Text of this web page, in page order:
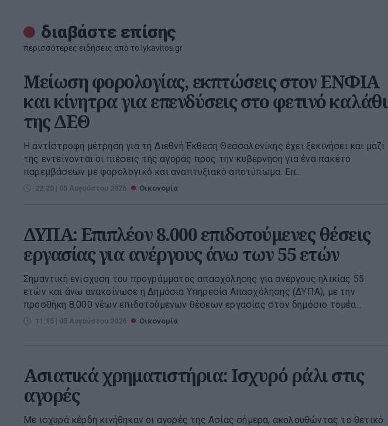
διαβάστε επίσης
περισσότερες ειδήσεις από το lykavitos.gr
Μείωση φορολογίας, εκπτώσεις στον ΕΝΦΙΑ
και κίνητρα για επενδύσεις στο φετινό καλάθι
της ΔΕΘ
Η αντίστροφη μέτρηση για τη Διεθνή Έκθεση Θεσσαλονίκης έχει ξεκινήσει και μαζί
της εντείνονται οι πιέσεις της αγοράς προς την κυβέρνηση για ένα πακέτο
παρεμβάσεων με φορολογικό και αναπτυξιακό αποτύπωμα. Επ...
22:20 | 05 Αυγούστου 2026 Οικονομία
ΔΥΠΑ: Επιπλέον 8.000 επιδοτούμενες θέσεις
εργασίας για ανέργους άνω των 55 ετών
Σημαντική ενίσχυση του προγράμματος απασχόλησης για ανέργους ηλικίας 55
ετών και άνω ανακοίνωσε η Δημόσια Υπηρεσία Απασχόλησης (ΔΥΠΑ), με την
προσθήκη 8.000 νέων επιδοτούμενων θέσεων εργασίας στον δημόσιο τομέα...
11:15 | 05 Αυγούστου 2026 Οικονομία
Ασιατικά χρηματιστήρια: Ισχυρό ράλι στις
αγορές
Με ισχυρά κέρδη κινήθηκαν οι αγορές της Ασίας σήμερα, ακολουθώντας το θετικό